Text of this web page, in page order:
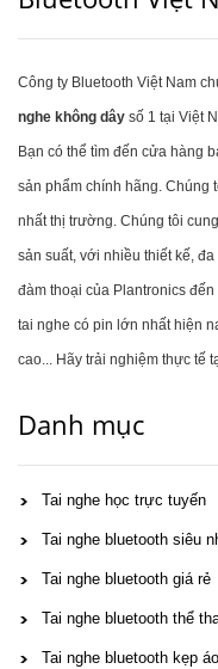
Công ty Bluetooth Việt Nam
nghe không dây số 1 tại Việt
Bạn có thể tìm đến cửa hàng
sản phẩm chính hãng. Chúng
nhất thị trường. Chúng tôi
sản suất, với nhiều thiết kế,
đàm thoại của Plantronics
tai nghe có pin lớn nhất hiện
cao... Hãy trải nghiệm thực tế
Danh mục
Tai nghe học trực tuyến
Tai nghe bluetooth siêu
Tai nghe bluetooth giá rẻ
Tai nghe bluetooth thể
Tai nghe bluetooth kẹp áo